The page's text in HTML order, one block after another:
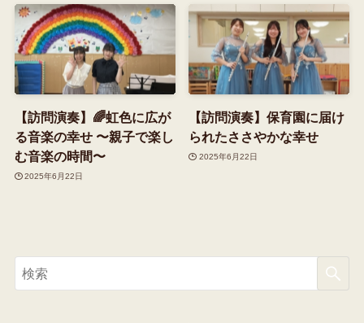
【訪問演奏】🌈虹色に広が
る音楽の幸せ 〜親子で楽し
む音楽の時間〜
2025年6月22日
【訪問演奏】保育園に届け
られたささやかな幸せ
2025年6月22日